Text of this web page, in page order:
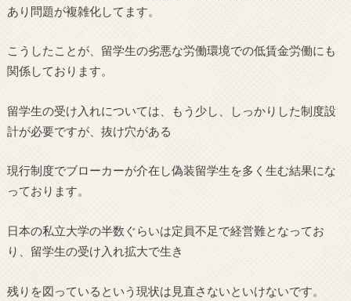
あり問題が複雑化してます。
こうしたことが、留学生の劣悪な労働環境での低賃金労働にも
関係しております。
留学生の受け入れについては、もう少し、しっかりした制度設
計が必要ですが、抜け穴がある
現行制度でブローカーが介在し偽装留学生を多く生む結果にな
っております。
日本の私立大学の半数ぐらいは定員不足で経営難となってお
り、留学生の受け入れ拡大で生き
残りを図っているという現状は見直さないといけないです。